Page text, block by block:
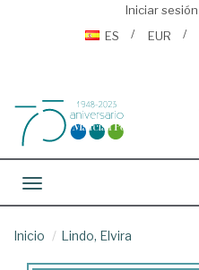
Iniciar sesión
ES
EUR
Toggle navigation
Inicio Lindo, Elvira